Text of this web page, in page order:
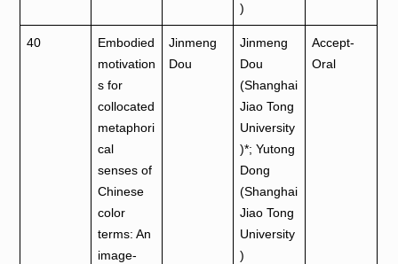
)
40
Embodied
motivation
s for
collocated
metaphori
cal
senses of
Chinese
color
terms: An
image-
Jinmeng
Dou
Jinmeng
Dou
(Shanghai
Jiao Tong
University
)*; Yutong
Dong
(Shanghai
Jiao Tong
University
)
Accept-
Oral